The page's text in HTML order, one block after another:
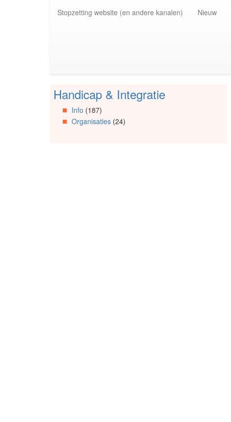
Stopzetting website (en andere kanalen) Nieuw
Spring
Artikels
Spring
Handicap & Integratie
Info (187)
Organisaties(24)